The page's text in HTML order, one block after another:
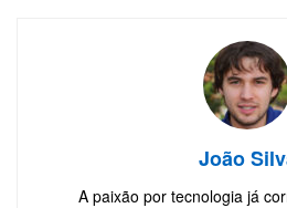
João
A paixão por tecnologia já